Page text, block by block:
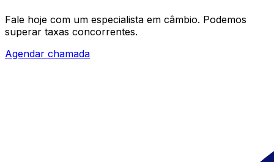
Fale hoje com um especialista em câmbio. Podemos
superar taxas concorrentes.
Agendar chamada